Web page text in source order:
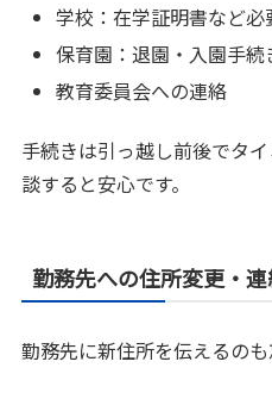
学校：在学証明書など
保育園：退園・入園手続
教育委員会への連絡
手続きは引っ越し前後でタ
談すると安心です。
勤務先への住所変更・
勤務先に新住所を伝えるのも